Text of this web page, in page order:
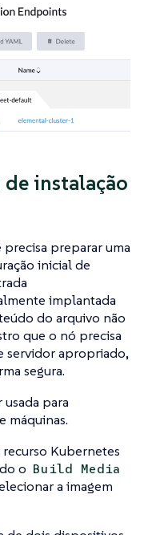
de instalação
preparar uma
inicial de
implantada
do arquivo não
que o nó precisa
servidor apropriado,
segura.
para
máquinas.
Kubernetes
o Build Media
a imagem